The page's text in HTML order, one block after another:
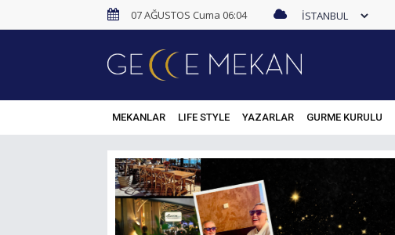
07 AĞUSTOS Cuma 06:04
MEKANLAR LIFE STYLE YAZARLAR GURME KURULU